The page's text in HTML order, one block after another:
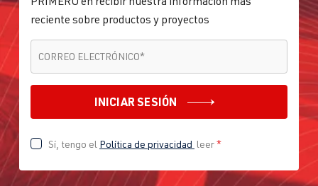
reciente sobre productos y proyectos
CORREO ELECTRÓNICO*
INICIAR SESIÓN
Sí, tengo el Política de privacidad leer*